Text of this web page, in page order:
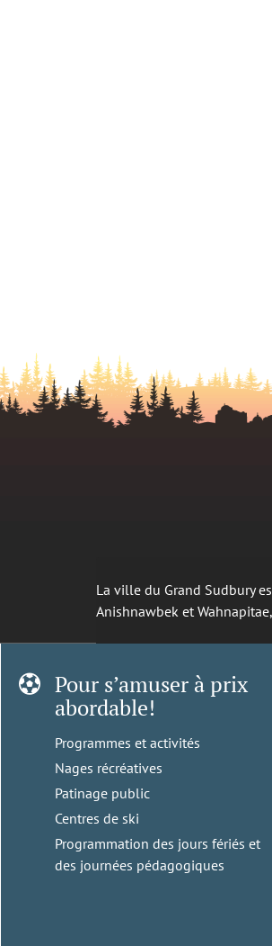
La ville du Grand Sudbury
Anishnawbek et
Pour s’amuser à prix
abordable!
Programmes et activités
Nages récréatives
Patinage public
Centres de ski
Programmation des jours fériés et
des journées pédagogiques